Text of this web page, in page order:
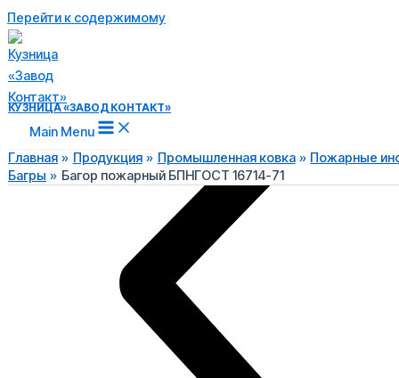
Перейти к содержимому
КУЗНИЦА «ЗАВОД КОНТАКТ»
Main Menu
Главная
Продукция Промышленная ковка
Пожарные
Багры
Багор пожарный БПНГОСТ 16714-71